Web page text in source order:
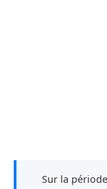
Sur la